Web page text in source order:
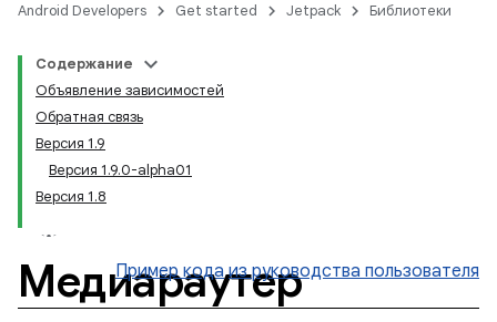
Android Developers Get started Jetpack Библиотеки
Содержание
Объявление зависимостей
Обратная связь
Версия 1.9
Версия 1.9.0-alpha01
Версия 1.8
Медиараутер
Пример кода из руководства пользователя